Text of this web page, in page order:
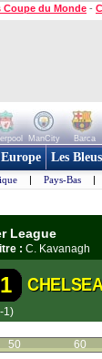
Coupe du Monde -
ManCity Barca
Les
| Pays-Bas |
League
: C. Kavanagh
1
1)
50 60